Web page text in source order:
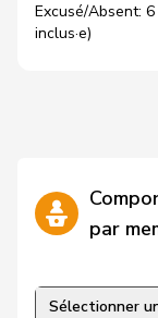
Excusé/Absent:
inclus·e)
par
Sélectionner